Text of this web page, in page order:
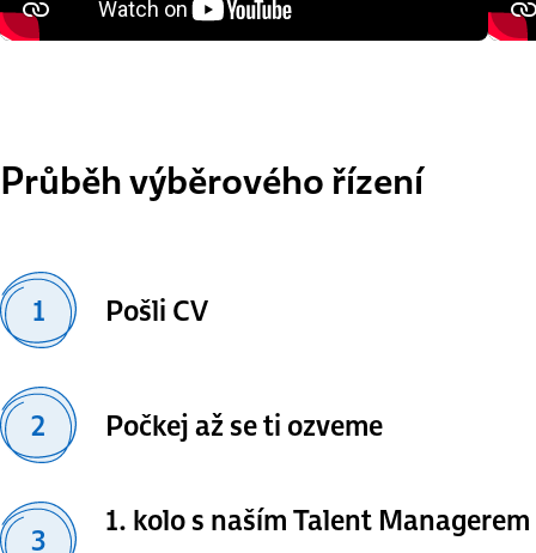
Průběh výběrového řízení
1 Pošli CV
2 Počkej až se ti ozveme
3
1. kolo s naším Talent Managerem